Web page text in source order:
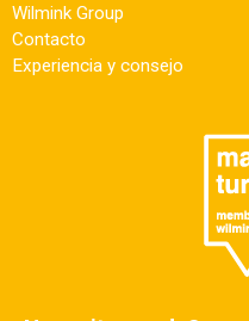
Wilmink Group
Contacto
Experiencia y consejo